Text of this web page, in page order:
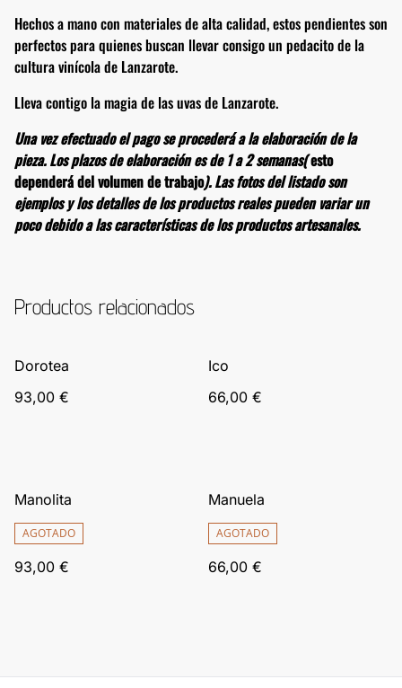
Hechos a mano con materiales de alta calidad, estos pendientes son
perfectos para quienes buscan llevar consigo un pedacito de la
cultura vinícola de Lanzarote.
Lleva contigo la magia de las uvas de Lanzarote.
Una vez efectuado el pago se procederá a la elaboración de la
pieza. Los plazos de elaboración es de 1 a 2 semanas(esto
dependerá del volumen de trabajo). Las fotos del listado son
ejemplos y los detalles de los productos reales pueden variar un
poco debido a las características de los productos artesanales.
Productos relacionados
Dorotea
93,00 €
Ico
66,00 €
Manolita
AGOTADO
93,00 €
Manuela
AGOTADO
66,00 €